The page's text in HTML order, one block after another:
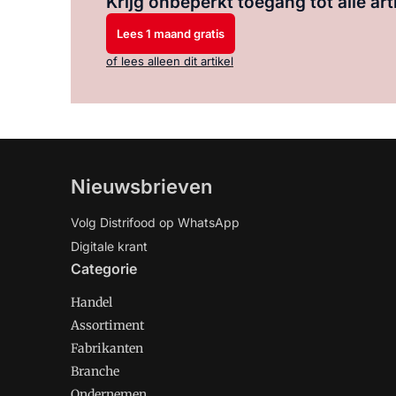
Lees 1 maand gratis
of lees alleen dit artikel
Nieuwsbrieven
Volg Distrifood op WhatsApp
Digitale krant
Categorie
Handel
Assortiment
Fabrikanten
Branche